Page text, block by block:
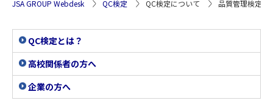
JSA GROUP Webdesk QC検定 QC検定について 品質管理検定
QC検定とは？
高校関係者の方へ
企業の方へ